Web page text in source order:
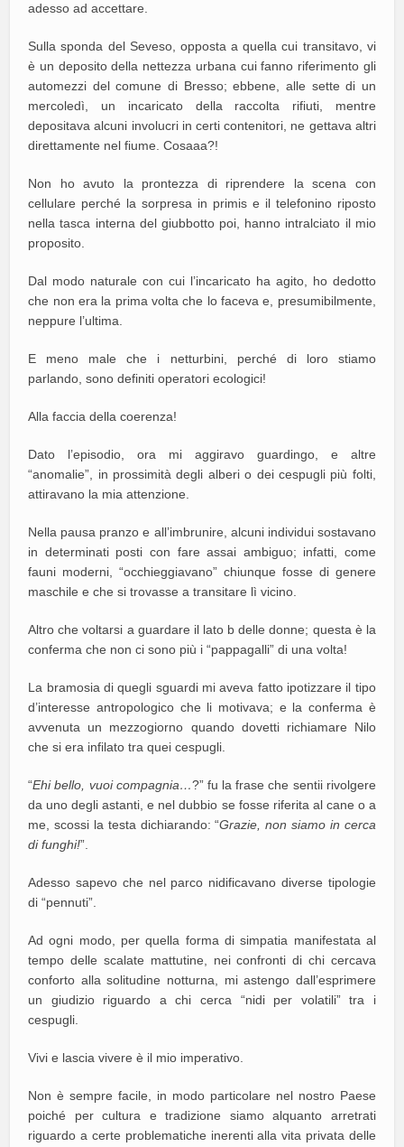
adesso ad accettare.
Sulla sponda del Seveso, opposta a quella cui transitavo, vi
è un deposito della nettezza urbana cui fanno riferimento gli
automezzi del comune di Bresso; ebbene, alle sette di un
mercoledì, un incaricato della raccolta rifiuti, mentre
depositava alcuni involucri in certi contenitori, ne gettava altri
direttamente nel fiume. Cosaaa?!
Non ho avuto la prontezza di riprendere la scena con
cellulare perché la sorpresa in primis e il telefonino riposto
nella tasca interna del giubbotto poi, hanno intralciato il mio
proposito.
Dal modo naturale con cui l’incaricato ha agito, ho dedotto
che non era la prima volta che lo faceva e, presumibilmente,
neppure l’ultima.
E meno male che i netturbini, perché di loro stiamo
parlando, sono definiti operatori ecologici!
Alla faccia della coerenza!
Dato l’episodio, ora mi aggiravo guardingo, e altre
“anomalie”, in prossimità degli alberi o dei cespugli più folti,
attiravano la mia attenzione.
Nella pausa pranzo e all’imbrunire, alcuni individui sostavano
in determinati posti con fare assai ambiguo; infatti, come
fauni moderni, “occhieggiavano” chiunque fosse di genere
maschile e che si trovasse a transitare lì vicino.
Altro che voltarsi a guardare il lato b delle donne; questa è la
conferma che non ci sono più i “pappagalli” di una volta!
La bramosia di quegli sguardi mi aveva fatto ipotizzare il tipo
d’interesse antropologico che li motivava; e la conferma è
avvenuta un mezzogiorno quando dovetti richiamare Nilo
che si era infilato tra quei cespugli.
“Ehi bello, vuoi compagnia…?” fu la frase che sentii rivolgere
da uno degli astanti, e nel dubbio se fosse riferita al cane o a
me, scossi la testa dichiarando: “Grazie, non siamo in cerca
di funghi!”.
Adesso sapevo che nel parco nidificavano diverse tipologie
di “pennuti”.
Ad ogni modo, per quella forma di simpatia manifestata al
tempo delle scalate mattutine, nei confronti di chi cercava
conforto alla solitudine notturna, mi astengo dall’esprimere
un giudizio riguardo a chi cerca “nidi per volatili” tra i
cespugli.
Vivi e lascia vivere è il mio imperativo.
Non è sempre facile, in modo particolare nel nostro Paese
poiché per cultura e tradizione siamo alquanto arretrati
riguardo a certe problematiche inerenti alla vita privata delle